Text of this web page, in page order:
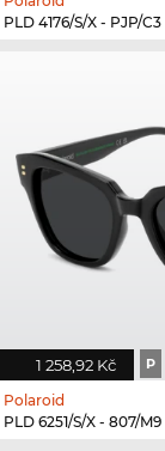
PLD 4176/S/X - PJP/C3
1 258,92 Kč P
Polaroid
PLD 6251/S/X - 807/M9